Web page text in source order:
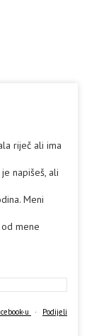
riječ ali ima
napišeš, ali
Meni
mene
u · Podijeli